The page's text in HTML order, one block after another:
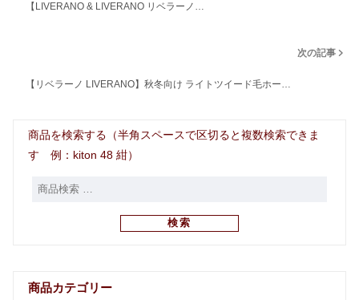
【LIVERANO & LIVERANO リベラーノ…
次の記事
【リベラーノ LIVERANO】秋冬向け ライトツイード毛ホー…
商品を検索する（半角スペースで区切ると複数検索できま
す 例：kiton 48 紺）
検索
商品カテゴリー